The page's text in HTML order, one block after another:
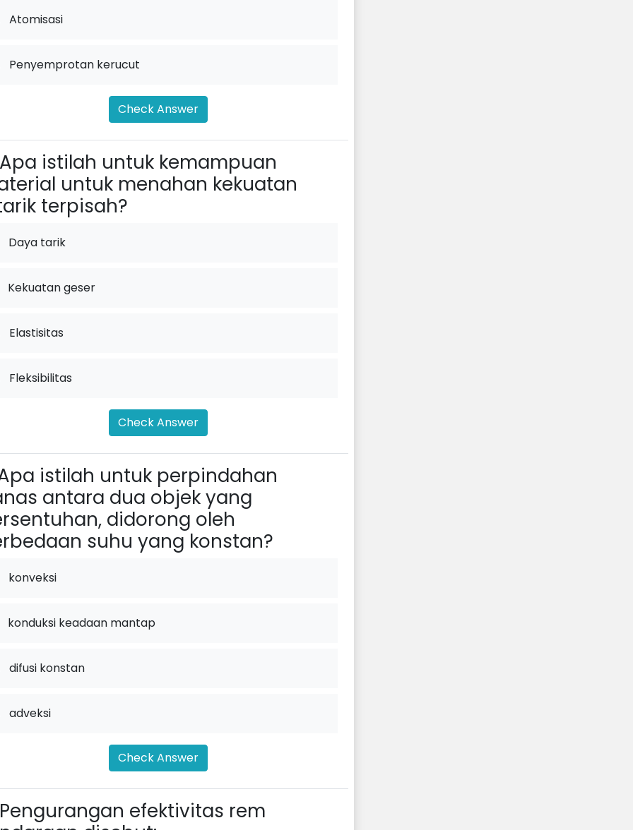
Atomisasi
Penyemprotan kerucut
Check Answer
Apa istilah untuk kemampuan
untuk menahan kekuatan
terpisah?
Daya tarik
Kekuatan geser
Elastisitas
Fleksibilitas
Check Answer
istilah untuk perpindahan
antara dua objek yang
didorong oleh
suhu yang konstan?
konveksi
konduksi keadaan mantap
difusi konstan
adveksi
Check Answer
Pengurangan efektivitas rem